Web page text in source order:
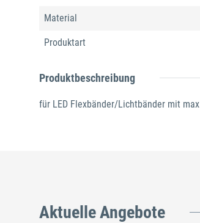
Material
Produktart
Produktbeschreibung
für LED Flexbänder/Lichtbänder mit
Aktuelle Angebote